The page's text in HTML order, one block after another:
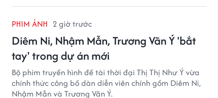
PHIM ẢNH 2 giờ trước
Diêm Ni, Nhậm Mẫn, Trương Vãn Ý 'bắt
tay' trong dự án mới
Bộ phim truyền hình đề tài thời đại Thị Thị Như Ý vừa
chính thức công bố dàn diễn viên chính gồm Diêm Ni,
Nhậm Mẫn và Trương Vãn Ý.